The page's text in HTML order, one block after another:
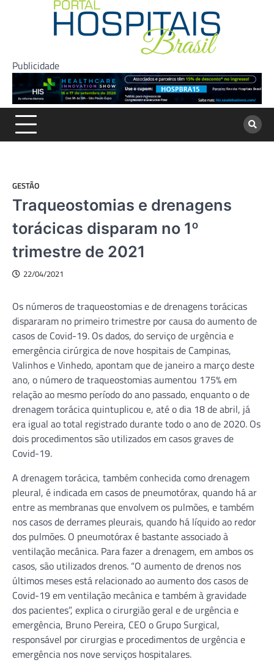
Publicidade
GESTÃO
Traqueostomias e drenagens
torácicas disparam no 1º
trimestre de 2021
22/04/2021
Os números de traqueostomias e de drenagens torácicas
dispararam no primeiro trimestre por causa do aumento de
casos de Covid-19. Os dados, do serviço de urgência e
emergência cirúrgica de nove hospitais de Campinas,
Valinhos e Vinhedo, apontam que de janeiro a março deste
ano, o número de traqueostomias aumentou 175% em
relação ao mesmo período do ano passado, enquanto o de
drenagem torácica quintuplicou e, até o dia 18 de abril, já
era igual ao total registrado durante todo o ano de 2020. Os
dois procedimentos são utilizados em casos graves de
Covid-19.
A drenagem torácica, também conhecida como drenagem
pleural, é indicada em casos de pneumotórax, quando há ar
entre as membranas que envolvem os pulmões, e também
nos casos de derrames pleurais, quando há líquido ao redor
dos pulmões. O pneumotórax é bastante associado à
ventilação mecânica. Para fazer a drenagem, em ambos os
casos, são utilizados drenos. “O aumento de drenos nos
últimos meses está relacionado ao aumento dos casos de
Covid-19 em ventilação mecânica e também à gravidade
dos pacientes”, explica o cirurgião geral e de urgência e
emergência, Bruno Pereira, CEO o Grupo Surgical,
responsável por cirurgias e procedimentos de urgência e
emergência nos nove serviços hospitalares.